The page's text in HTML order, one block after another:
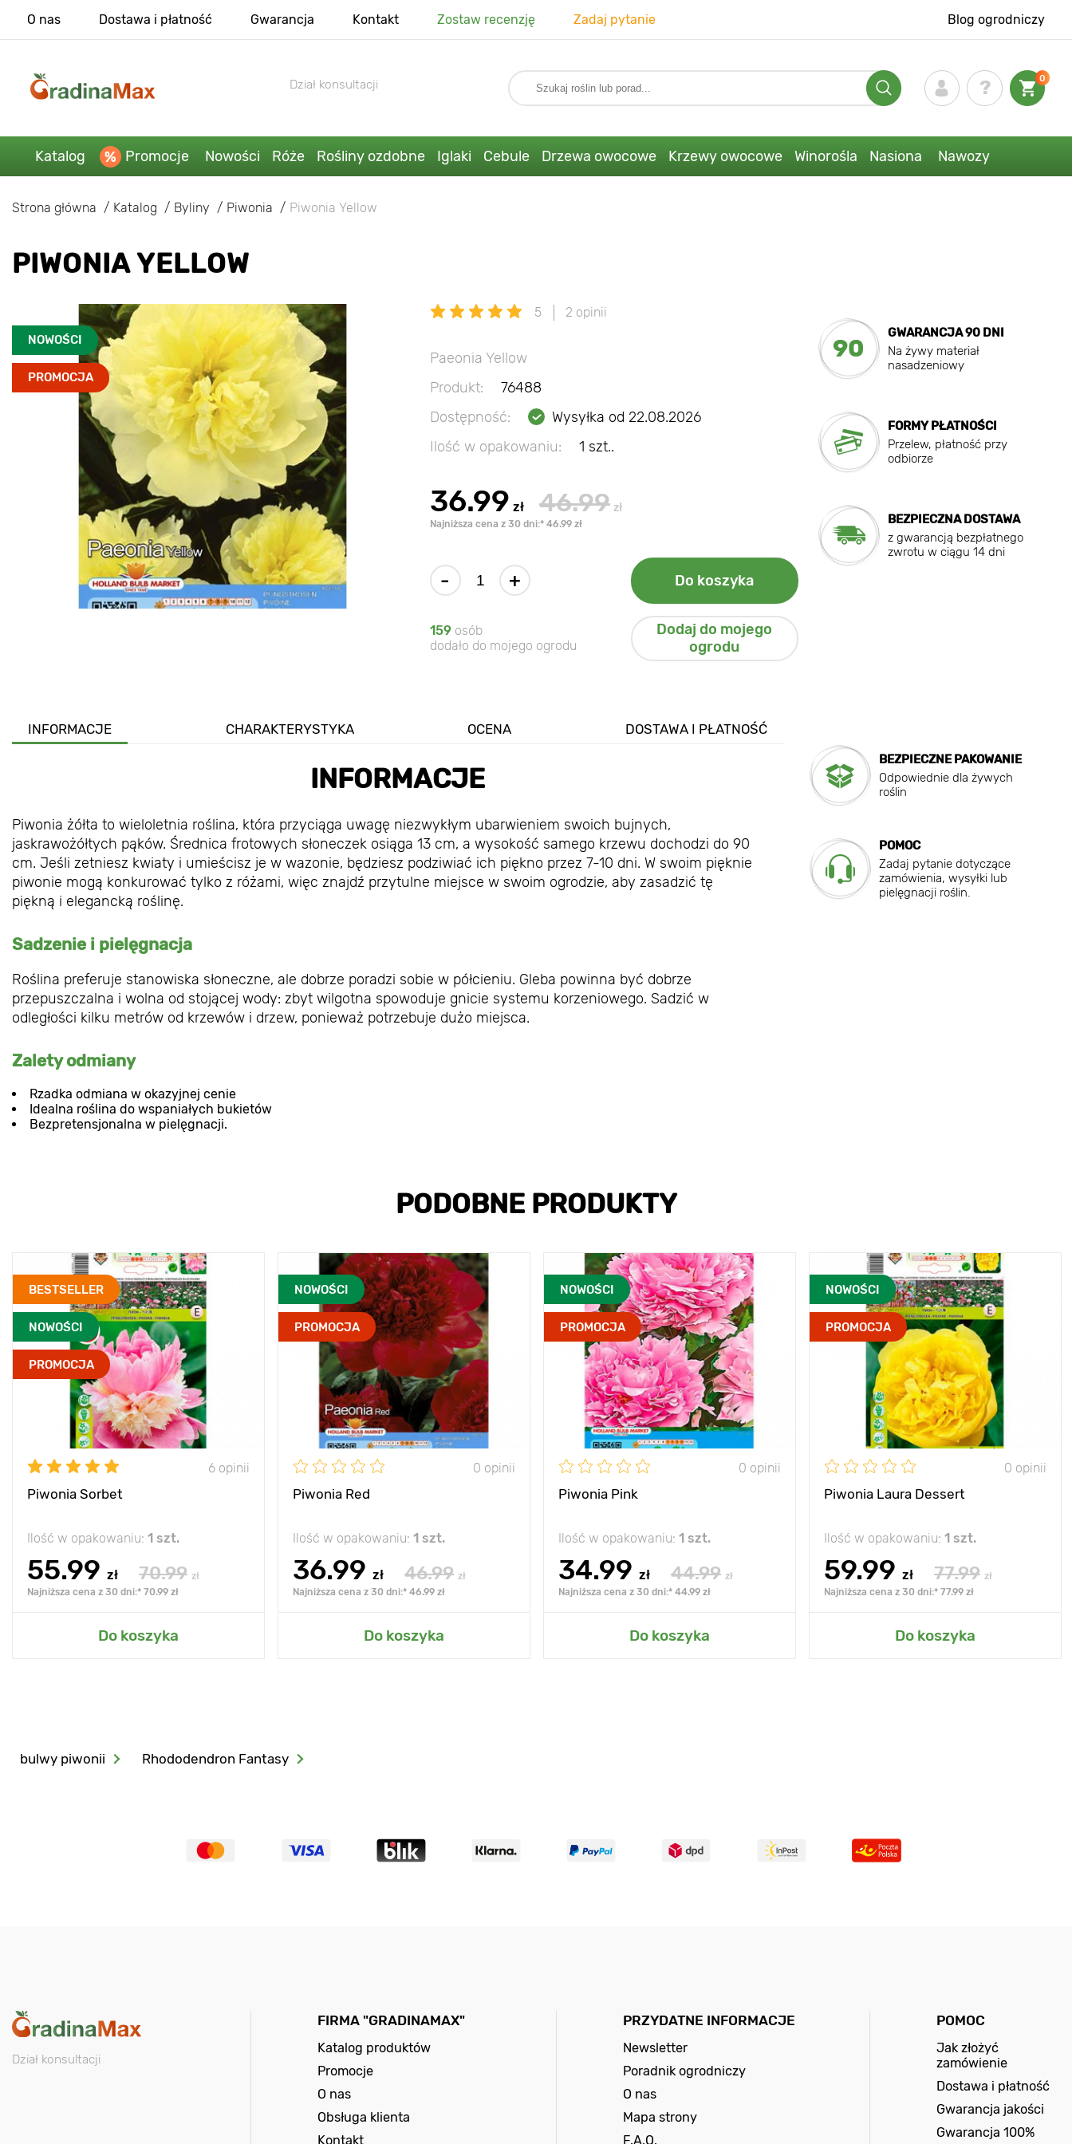
O nas Dostawa i płatność Gwarancja Kontakt Zostaw recenzję Zadaj pytanie Blog ogrodniczy
Dział konsultacji 0
Katalog Promocje Nowości Róże Rośliny ozdobne Iglaki Cebule Drzewa owocowe Krzewy owocowe Winorośla Nasiona Nawozy
Strona główna Katalog Byliny Piwonia Piwonia Yellow
PIWONIA YELLOW
NOWOŚCI
PROMOCJA
5 2 opinii
Paeonia Yellow
Produkt:
76488
Dostępność:
Wysyłka od 22.08.2026
Ilość w opakowaniu:
1 szt..
36.99 zł 46.99 zł
Najniższa cena z 30 dni:* 46.99 zł
- + Do koszyka
159 osób
dodało do mojego ogrodu
Dodaj do mojego
ogrodu
90
GWARANCJA 90 DNI
Na żywy materiał
nasadzeniowy
FORMY PŁATNOŚCI
Przelew, płatność przy
odbiorze
BEZPIECZNA DOSTAWA
z gwarancją bezpłatnego
zwrotu w ciągu 14 dni
INFORMACJE CHARAKTERYSTYKA OCENA DOSTAWA I PŁATNOŚĆ
INFORMACJE
Piwonia żółta to wieloletnia roślina, która przyciąga uwagę niezwykłym ubarwieniem swoich bujnych,
jaskrawożółtych pąków. Średnica frotowych słoneczek osiąga 13 cm, a wysokość samego krzewu dochodzi do 90
cm. Jeśli zetniesz kwiaty i umieścisz je w wazonie, będziesz podziwiać ich piękno przez 7-10 dni. W swoim pięknie
piwonie mogą konkurować tylko z różami, więc znajdź przytulne miejsce w swoim ogrodzie, aby zasadzić tę
piękną i elegancką roślinę.
Sadzenie i pielęgnacja
Roślina preferuje stanowiska słoneczne, ale dobrze poradzi sobie w półcieniu. Gleba powinna być dobrze
przepuszczalna i wolna od stojącej wody: zbyt wilgotna spowoduje gnicie systemu korzeniowego. Sadzić w
odległości kilku metrów od krzewów i drzew, ponieważ potrzebuje dużo miejsca.
Zalety odmiany
Rzadka odmiana w okazyjnej cenie
Idealna roślina do wspaniałych bukietów
Bezpretensjonalna w pielęgnacji.
BEZPIECZNE PAKOWANIE
Odpowiednie dla żywych
roślin
POMOC
Zadaj pytanie dotyczące
zamówienia, wysyłki lub
pielęgnacji roślin.
PODOBNE PRODUKTY
BESTSELLER
NOWOŚCI
PROMOCJA
6 opinii
Piwonia Sorbet
Ilość w opakowaniu: 1 szt.
55.99 zł 70.99 zł
Najniższa cena z 30 dni:* 70.99 zł
Do koszyka
NOWOŚCI
PROMOCJA
0 opinii
Piwonia Red
Ilość w opakowaniu: 1 szt.
36.99 zł 46.99 zł
Najniższa cena z 30 dni:* 46.99 zł
Do koszyka
NOWOŚCI
PROMOCJA
0 opinii
Piwonia Pink
Ilość w opakowaniu: 1 szt.
34.99 zł 44.99 zł
Najniższa cena z 30 dni:* 44.99 zł
Do koszyka
NOWOŚCI
PROMOCJA
0 opinii
Piwonia Laura Dessert
Ilość w opakowaniu: 1 szt.
59.99 zł 77.99 zł
Najniższa cena z 30 dni:* 77.99 zł
Do koszyka
bulwy piwonii Rhododendron Fantasy
Dział konsultacji
FIRMA "GRADINAMAX"
Katalog produktów
Promocje
O nas
Obsługa klienta
Kontakt
PRZYDATNE INFORMACJE
Newsletter
Poradnik ogrodniczy
O nas
Mapa strony
F.A.Q.
POMOC
Jak złożyć
zamówienie
Dostawa i płatność
Gwarancja jakości
Gwarancja 100%